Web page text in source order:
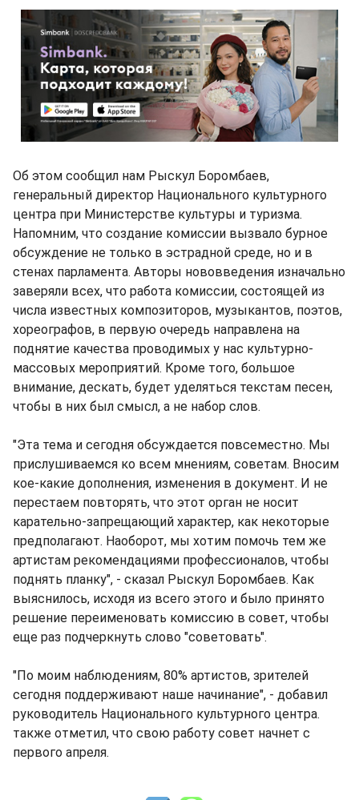
Об этом сообщил нам Рыскул Боромбаев,
генеральный директор Национального культурного
центра при Министерстве культуры и туризма.
Напомним, что создание комиссии вызвало бурное
обсуждение не только в эстрадной среде, но и в
стенах парламента. Авторы нововведения изначально
заверяли всех, что работа комиссии, состоящей из
числа известных композиторов, музыкантов, поэтов,
хореографов, в первую очередь направлена на
поднятие качества проводимых у нас культурно-
массовых мероприятий. Кроме того, большое
внимание, дескать, будет уделяться текстам песен,
чтобы в них был смысл, а не набор слов.
"Эта тема и сегодня обсуждается повсеместно. Мы
прислушиваемся ко всем мнениям, советам. Вносим
кое-какие дополнения, изменения в документ. И не
перестаем повторять, что этот орган не носит
карательно-запрещающий характер, как некоторые
предполагают. Наоборот, мы хотим помочь тем же
артистам рекомендациями профессионалов, чтобы
поднять планку", - сказал Рыскул Боромбаев. Как
выяснилось, исходя из всего этого и было принято
решение переименовать комиссию в совет, чтобы
еще раз подчеркнуть слово "советовать".
"По моим наблюдениям, 80% артистов, зрителей
сегодня поддерживают наше начинание", - добавил
руководитель Национального культурного центра.
также отметил, что свою работу совет начнет с
первого апреля.